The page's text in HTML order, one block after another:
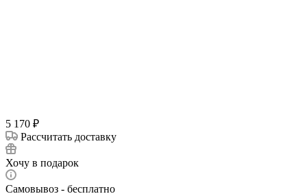
5 170 ₽
Рассчитать доставку
Хочу в подарок
Самовывоз - бесплатно